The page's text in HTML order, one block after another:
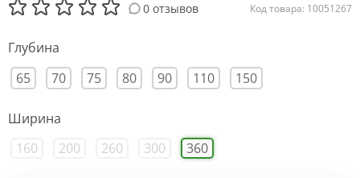
0 отзывов Код товара: 10051267
Глубина
65
70 75 80 90 110 150
Ширина
160
200 260 300 360